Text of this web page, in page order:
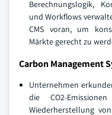
Berechnungslogik,
und Workflows
CMS voran, um
Märkte gerecht zu
Carbon Management
Unternehmen
die CO2-
Wiederherstellung